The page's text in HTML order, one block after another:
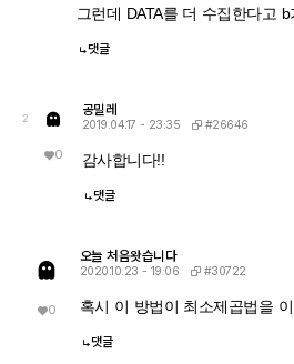
그런데 DATA를 더 수집한다고
댓글
2
0
공밀레
2019.04.17 - 23:35 #26646
감사합니다!!
댓글
0
오늘 처음왓습니다
2020.10.23 - 19:06 #30722
혹시 이 방법이 최소제곱법을
댓글